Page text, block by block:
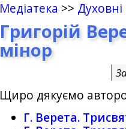
Медіатека >>
Григорій
мінор
Щиро дякуємо
Г. Верета.